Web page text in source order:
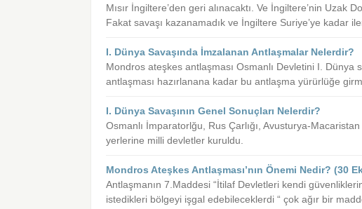
Mısır İngiltere’den geri alınacaktı. Ve İngiltere’nin Uzak
Fakat savaşı kazanamadık ve İngiltere Suriye’ye kadar
I. Dünya Savaşında İmzalanan Antlaşmalar Nelerdir?
Mondros ateşkes antlaşması Osmanlı Devletini I. Dünya
antlaşması hazırlanana kadar bu antlaşma yürürlüğe
I. Dünya Savaşının Genel Sonuçları Nelerdir?
Osmanlı İmparatorlğu, Rus Çarlığı, Avusturya-
yerlerine milli devletler kuruldu.
Mondros Ateşkes Antlaşması’nın Önemi Nedir? (30
Antlaşmanın 7.Maddesi “İtilaf Devletleri kendi
istedikleri bölgeyi işgal edebileceklerdi “ çok ağır bir